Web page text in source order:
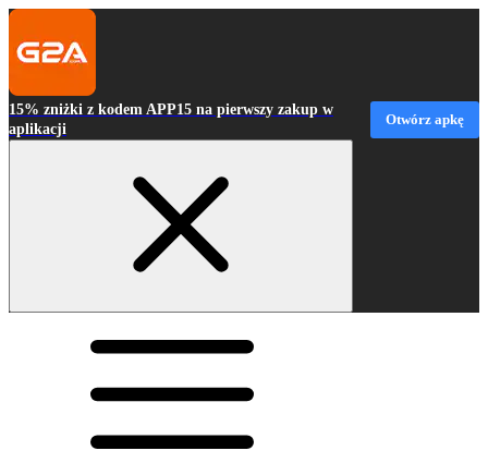
15% zniżki z kodem APP15 na pierwszy zakup w
aplikacji
Otwórz apkę